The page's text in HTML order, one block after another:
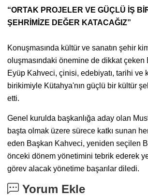
“ORTAK PROJELER VE GÜÇLÜ İŞ
ŞEHRİMİZE DEĞER KATACAĞIZ”
Konuşmasında kültür ve sanatın şehir
oluşmasındaki önemine de dikkat çeken
Eyüp Kahveci, çinisi, edebiyatı, tarihi ve
birikimiyle Kütahya'nın güçlü bir kültür
etti.
Genel kurulda başkanlığa aday olan
başta olmak üzere sürece katkı sunan
eden Başkan Kahveci, yeniden seçilen
önceki dönem yönetimini tebrik ederek
görev alacak yönetime başarılar diledi.
Yorum Ekle